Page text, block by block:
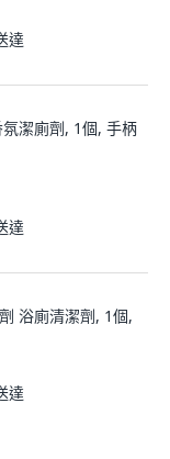
達
潔廁劑, 1個, 手柄
達
浴廁清潔劑, 1個,
達